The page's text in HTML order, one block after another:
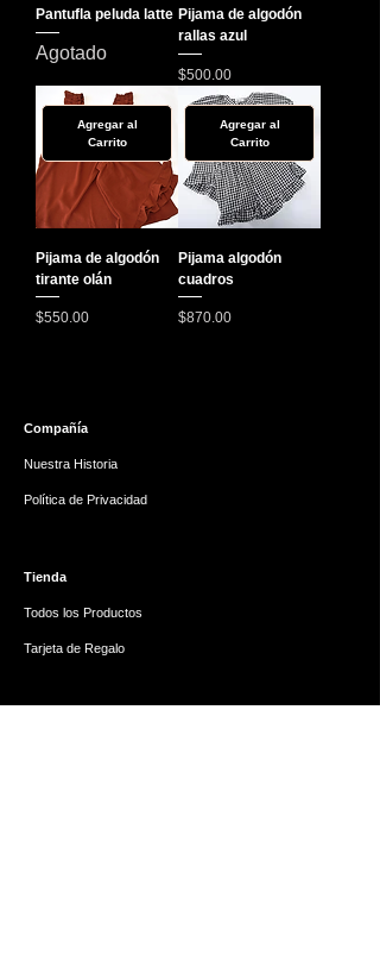
Pantufla peluda latte
Agotado
Pijama de algodón
rallas azul
Precio
$500.00
Agregar al
Carrito
Pijama de algodón
tirante olán
Precio
$550.00
Agregar al
Carrito
Pijama algodón
cuadros
Precio
$870.00
Compañía
Nuestra Historia
Política de Privacidad
Tienda
Todos los Productos
Tarjeta de Regalo